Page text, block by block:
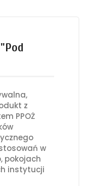
z
PPOŻ
w
pokojach
instytucji